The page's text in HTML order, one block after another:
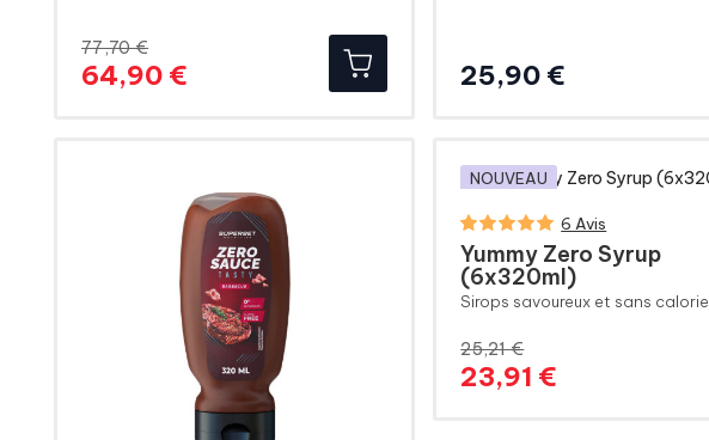
77,70 €
64,90 €Prix
de
Prix 25,90 €Prix
NOUVEAU
6 Avis
Yummy Zero Syrup
(6x320ml)
Sirops savoureux et sans calorie
25,21 €
23,91 €Prix
de
Prix